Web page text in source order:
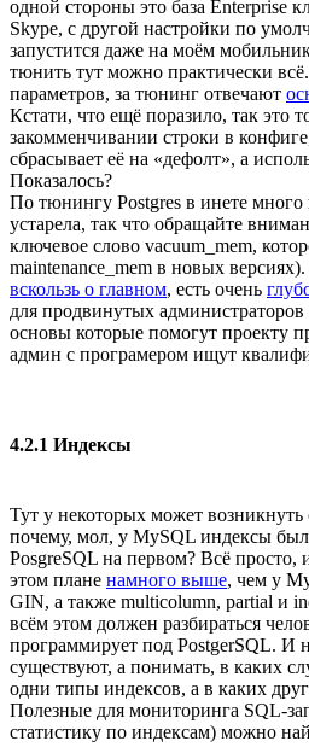
одной стороны это база Enterprise
Skype, с другой настройки по
запустится даже на моём
тюнить тут можно практически
параметров, за тюнинг отвечают
Кстати, что ещё поразило, так это
закомменчивании строки в
сбрасывает её на «дефолт», а
Показалось?
По тюнингу Postgres в инете много
устарела, так что обращайте
ключевое слово vacuum_mem,
maintenance_mem в новых
вскользь о главном, есть очень
для продвинутых
основы которые помогут проекту
админ с програмером ищут
4.2.1 Индексы
Тут у некоторых может
почему, мол, у MySQL индексы
PosgreSQL на первом? Всё просто,
этом плане намного выше, чем у
GIN, а также multicolumn, partial и
всём этом должен разбираться
программирует под PostgerSQL. И
существуют, а понимать, в каких
одни типы индексов, а в каких
Полезные для мониторинга SQL-
статистику по индексам) можно